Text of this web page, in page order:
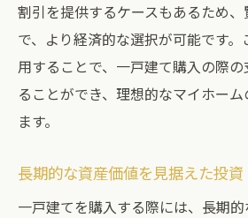
割引を提供するケースもあるため
で、より経済的な選択が可能です
用することで、一戸建て購入の際
ることができ、理想的なマイホー
ます。
長期的な資産価値を見据えた投資
一戸建てを購入する際には、長期